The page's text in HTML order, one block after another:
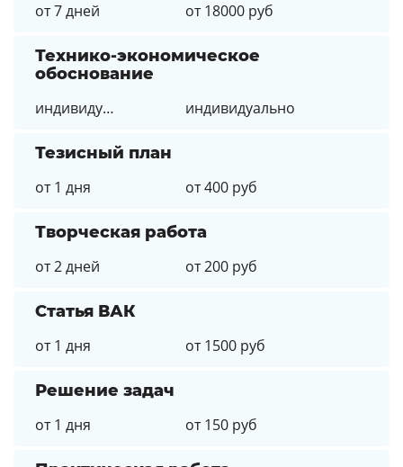
от 7 дней
от 18000 руб
Технико-экономическое
обоснование
индивидуально
индивидуально
Тезисный план
от 1 дня
от 400 руб
Творческая работа
от 2 дней
от 200 руб
Статья ВАК
от 1 дня
от 1500 руб
Решение задач
от 1 дня
от 150 руб